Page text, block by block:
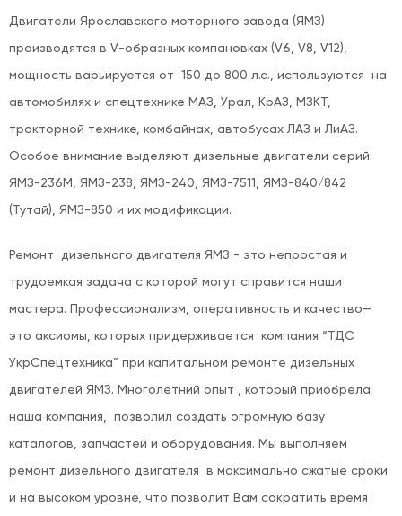
Двигатели Ярославского моторного завода (ЯМЗ)
производятся в V-образных компановках (V6, V8, V12),
мощность варьируется от 150 до 800 л.с., используются на
автомобилях и спецтехнике МАЗ, Урал, КрАЗ, МЗКТ,
тракторной технике, комбайнах, автобусах ЛАЗ и ЛиАЗ.
Особое внимание выделяют дизельные двигатели серий:
ЯМЗ-236М, ЯМЗ-238, ЯМЗ-240, ЯМЗ-7511, ЯМЗ-840/842
(Тутай), ЯМЗ-850 и их модификации.
Ремонт дизельного двигателя ЯМЗ - это непростая и
трудоемкая задача с которой могут справится наши
мастера. Профессионализм, оперативность и качество—
это аксиомы, которых придерживается компания “ТДС
УкрСпецтехника” при капитальном ремонте дизельных
двигателей ЯМЗ. Многолетний опыт , который приобрела
наша компания, позволил создать огромную базу
каталогов, запчастей и оборудования. Мы выполняем
ремонт дизельного двигателя в максимально сжатые сроки
и на высоком уровне, что позволит Вам сократить время